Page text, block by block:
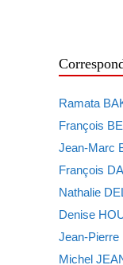
Ramata
François
Jean-Marc
François
Nathalie
Denise
Jean-Pierre
Michel